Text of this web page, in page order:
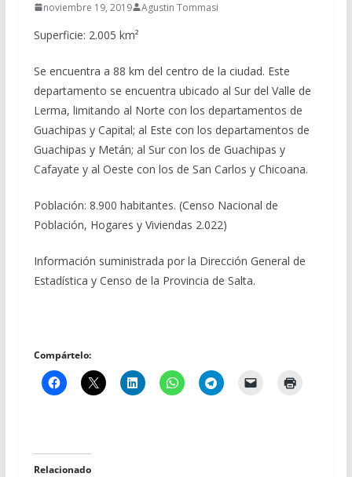
noviembre 19, 2019 Agustin Tommasi
Superficie: 2.005 km²
Se encuentra a 88 km del centro de la ciudad. Este
departamento se encuentra ubicado al Sur del Valle de
Lerma, limitando al Norte con los departamentos de
Guachipas y Capital; al Este con los departamentos de
Guachipas y Metán; al Sur con los de Guachipas y
Cafayate y al Oeste con los de San Carlos y Chicoana.
Población: 8.900 habitantes. (Censo Nacional de
Población, Hogares y Viviendas 2.022)
Información suministrada por la Dirección General de
Estadística y Censo de la Provincia de Salta.
Compártelo:
Relacionado